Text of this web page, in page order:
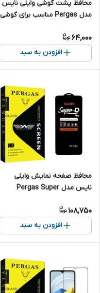
محافظ پشت گوشی وایلی نایس
مدل Pergas مناسب برای گوشی
64,000
افزودن به سبد
محافظ صفحه نمایش وایلی
نایس مدل Pergas Super
موبایل سامسونگ Galaxy A70
108,750
افزودن به سبد